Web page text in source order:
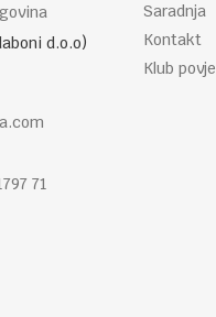
d.o.o)
71
Saradnja
Kontakt
Klub